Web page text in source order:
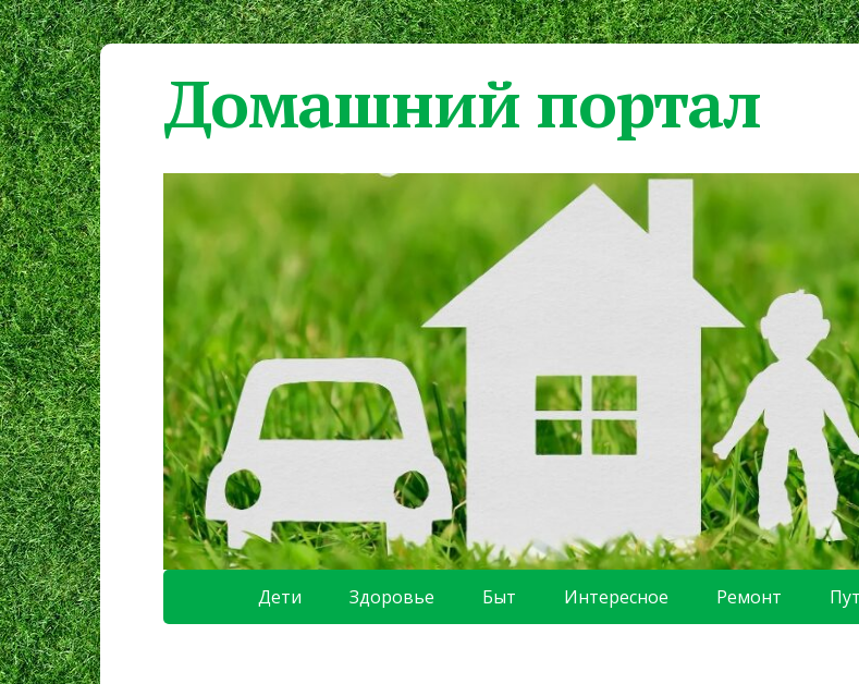
Домашний портал
Дети Здоровье Быт Интересное Ремонт